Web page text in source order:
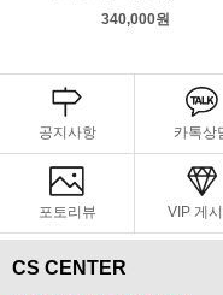
340,000원
공지사항 카톡상
포토리뷰 VIP 게
CS CENTER